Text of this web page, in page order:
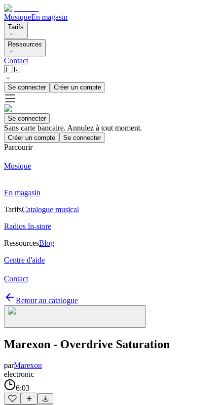
MusiqueEn magasin
Tarifs
Ressources
Contact
🇫🇷
Se connecter Créer un compte
Se connecter
Sans carte bancaire. Annulez à tout moment.
Créer un compte Se connecter
Parcourir
Musique
En magasin
TarifsCatalogue musical
Radios In-store
RessourcesBlog
Centre d'aide
Contact
Retour au catalogue
Marexon - Overdrive Saturation
parMarexon
electronic
6:03